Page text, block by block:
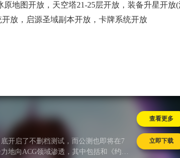
地图开放，天空塔21-25层开放，装备升星开放(
放，启源圣域副本开放，卡牌系统开放
开启了不删档测试，而公测也即将在7
地向ACG领域渗透，其中包括和《约会
查看更多
立即下载